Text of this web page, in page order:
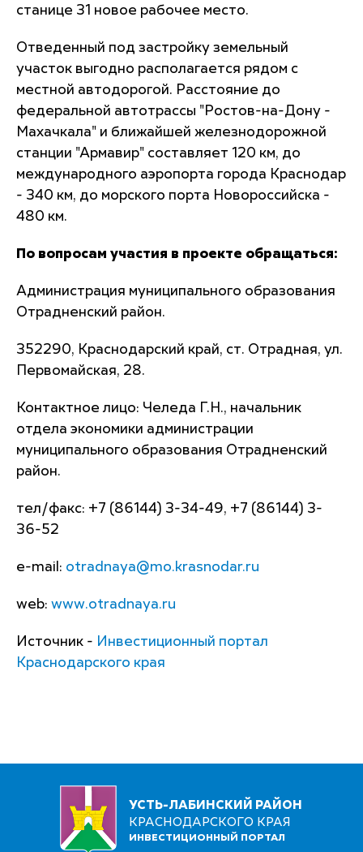
станице 31 новое рабочее место.
Отведенный под застройку земельный
участок выгодно располагается рядом с
местной автодорогой. Расстояние до
федеральной автотрассы "Ростов-на-Дону -
Махачкала" и ближайшей железнодорожной
станции "Армавир" составляет 120 км, до
международного аэропорта города Краснодар
- 340 км, до морского порта Новороссийска -
480 км.
По вопросам участия в проекте обращаться:
Администрация муниципального образования
Отрадненский район.
352290, Краснодарский край, ст. Отрадная, ул.
Первомайская, 28.
Контактное лицо: Челеда Г.Н., начальник
отдела экономики администрации
муниципального образования Отрадненский
район.
тел/факс: +7 (86144) 3-34-49, +7 (86144) 3-
36-52
e-mail: otradnaya@mo.krasnodar.ru
web: www.otradnaya.ru
Источник - Инвестиционный портал
Краснодарского края
УСТЬ-ЛАБИНСКИЙ РАЙОН
КРАСНОДАРСКОГО КРАЯ
ИНВЕСТИЦИОННЫЙ ПОРТАЛ